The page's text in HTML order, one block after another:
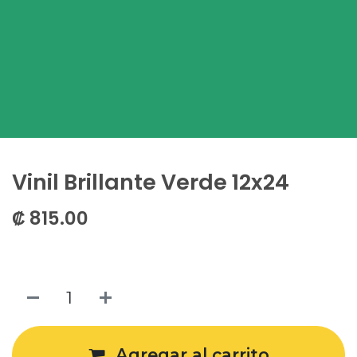
Vinil Brillante Verde 12x24
₡ 815.00